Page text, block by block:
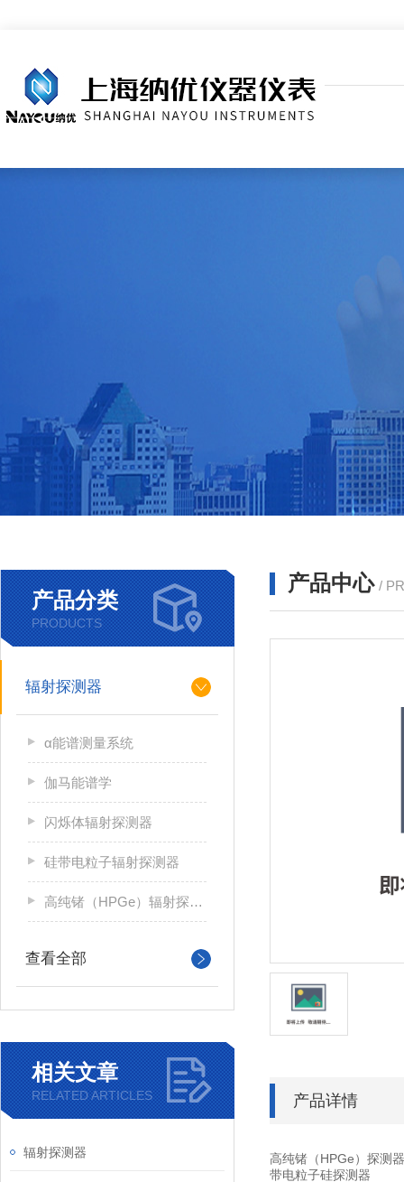
产品分类
PRODUCTS
辐射探测器
α能谱测量系统
伽马能谱学
闪烁体辐射探测器
硅带电粒子辐射探测器
高纯锗（HPGe）辐射探测器
查看全部
相关文章
RELATED ARTICLES
辐射探测器
产品中心 /
产品详情
高纯锗（HPGe）探测器
带电粒子硅探测器